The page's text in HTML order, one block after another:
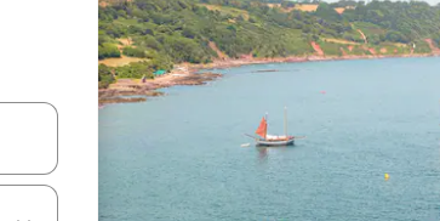
击或滑动手势浏览。